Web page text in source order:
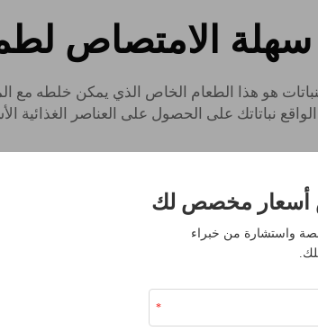
سهلة الامتصاص
هو هذا الطعام الخاص الذي يمكن خلطه
نباتاتك على الحصول على العناصر
قد يكون ذلك أمرًا
مخصص لك
واستشارة من خبراء